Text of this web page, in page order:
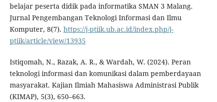
belajar peserta didik pada informatika SMAN 3 Malang.
Jurnal Pengembangan Teknologi Informasi dan Ilmu
Komputer, 8(7). https://j-ptiik.ub.ac.id/index.php/j-
ptiik/article/view/13935
Istiqomah, N., Razak, A. R., & Wardah, W. (2024). Peran
teknologi informasi dan komunikasi dalam pemberdayaan
masyarakat. Kajian Ilmiah Mahasiswa Administrasi Publik
(KIMAP), 5(3), 650–663.